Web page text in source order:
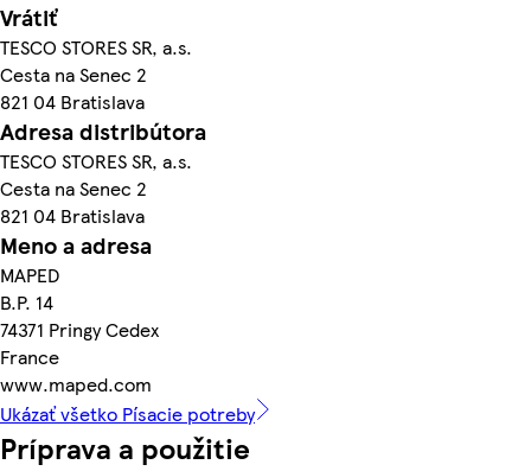
Vrátiť
TESCO STORES SR, a.s.
Cesta na Senec 2
821 04 Bratislava
Adresa distribútora
TESCO STORES SR, a.s.
Cesta na Senec 2
821 04 Bratislava
Meno a adresa
MAPED
B.P. 14
74371 Pringy Cedex
France
www.maped.com
Ukázať všetko Písacie potreby
Príprava a použitie